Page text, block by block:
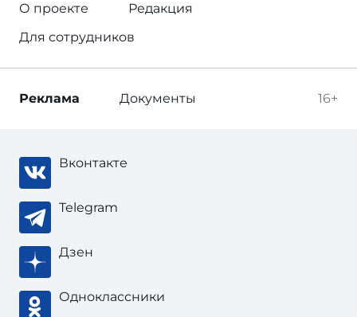
О проекте
Редакция
Для сотрудников
16+
Реклама Документы
Вконтакте
Telegram
Дзен
Одноклассники